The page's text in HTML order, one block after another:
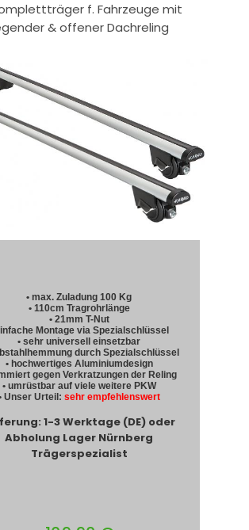
f. Fahrzeuge mit
& offener Dachreling
• max. Zuladung 100 Kg
• 110cm Tragrohrlänge
• 21mm T-Nut
Montage via Spezialschlüssel
• sehr universell einsetzbar
durch Spezialschlüssel
• hochwertiges Aluminiumdesign
gegen Verkratzungen der Reling
• umrüstbar auf viele weitere PKW
Unser Urteil: sehr empfehlenswert
1-3 Werktage (DE) oder
Abholung Lager Nürnberg
Trägerspezialist